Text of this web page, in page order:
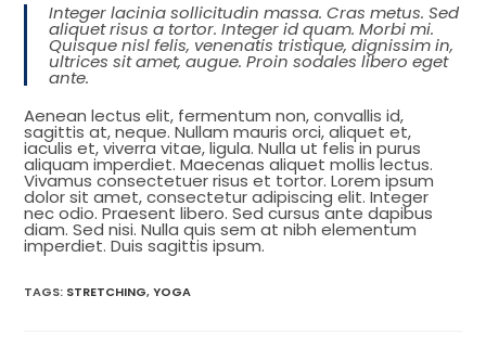
Integer lacinia sollicitudin massa. Cras metus. Sed
aliquet risus a tortor. Integer id quam. Morbi mi.
Quisque nisl felis, venenatis tristique, dignissim in,
ultrices sit amet, augue. Proin sodales libero eget
ante.
Aenean lectus elit, fermentum non, convallis id,
sagittis at, neque. Nullam mauris orci, aliquet et,
iaculis et, viverra vitae, ligula. Nulla ut felis in purus
aliquam imperdiet. Maecenas aliquet mollis lectus.
Vivamus consectetuer risus et tortor. Lorem ipsum
dolor sit amet, consectetur adipiscing elit. Integer
nec odio. Praesent libero. Sed cursus ante dapibus
diam. Sed nisi. Nulla quis sem at nibh elementum
imperdiet. Duis sagittis ipsum.
TAGS: STRETCHING, YOGA